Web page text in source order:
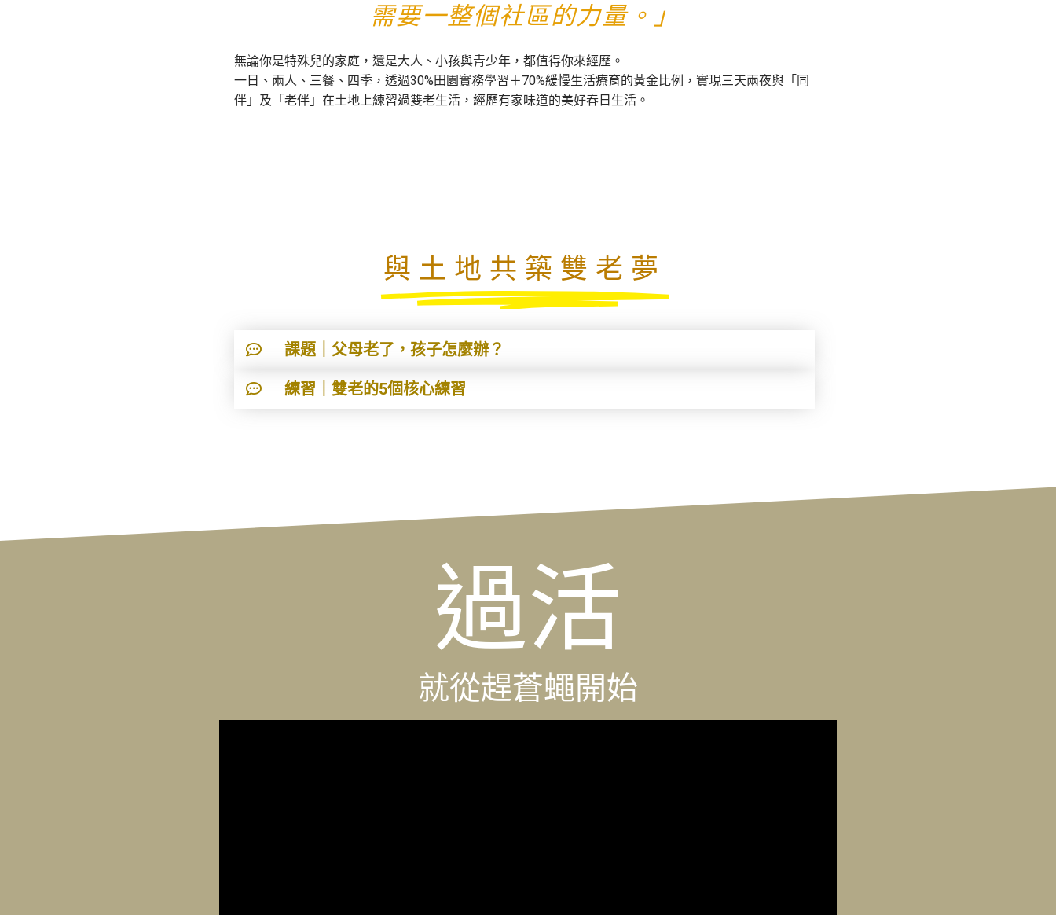
需要一整個社區的力量。」
無論你是特殊兒的家庭，還是大人、小孩與青少年，都值得你來經歷。
一日、兩人、三餐、四季， 透過30%田園實務學習＋70%緩慢生活療育的黃金比例， 實現三天兩夜與「同
伴」及「老伴」在土地上練習過雙老生活，經歷有家味道的美好春日生活。
與土地共築雙老夢
課題｜父母老了，孩子怎麼辦？
練習｜雙老的5個核心練習
過活
就從趕蒼蠅開始